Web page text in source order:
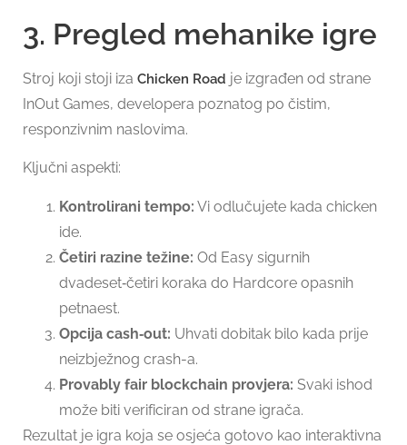
3. Pregled mehanike igre
Stroj koji stoji iza Chicken Road je izgrađen od strane
InOut Games, developera poznatog po čistim,
responzivnim naslovima.
Ključni aspekti:
Kontrolirani tempo: Vi odlučujete kada chicken
ide.
Četiri razine težine: Od Easy sigurnih
dvadeset‑četiri koraka do Hardcore opasnih
petnaest.
Opcija cash‑out: Uhvati dobitak bilo kada prije
neizbježnog crash-a.
Provably fair blockchain provjera: Svaki ishod
može biti verificiran od strane igrača.
Rezultat je igra koja se osjeća gotovo kao interaktivna